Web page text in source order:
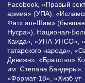
Facebook, «Правый
армия» (УПА),
Фатх аш-Шам» (бывшая
Нусра»), Национал-
Каида», «УНА-УНСО»,
татарского народа»,
Дивижн», «Братство»
им. Степана
«Формат-18», «Хизб